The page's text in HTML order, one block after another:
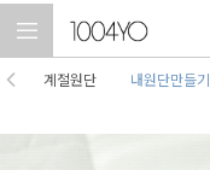
계절원단 내원단만들기